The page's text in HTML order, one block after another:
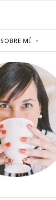
SOBRE MÍ